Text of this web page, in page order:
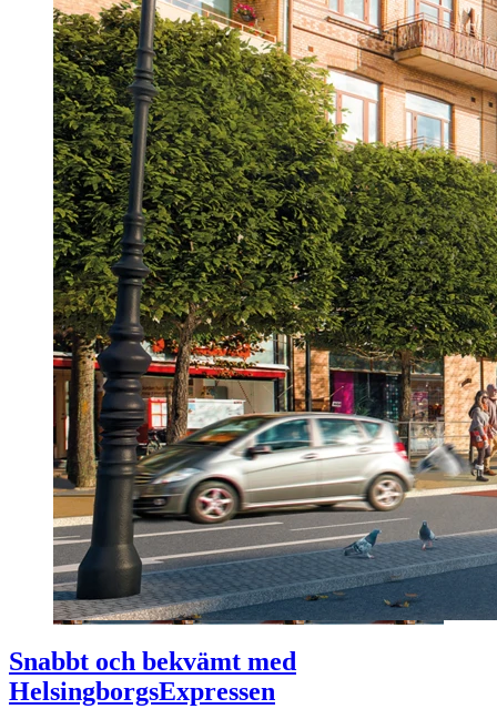
Snabbt och bekvämt med
HelsingborgsExpressen